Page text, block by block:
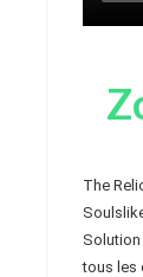
The
Solution
tous les